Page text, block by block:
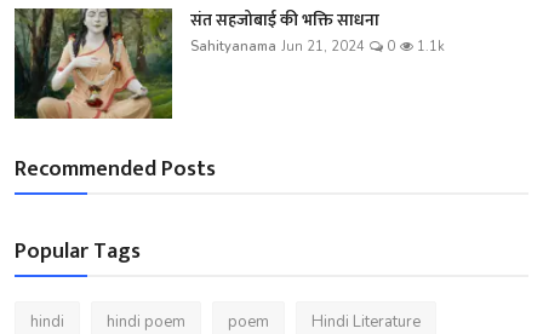
संत सहजोबाई की भक्ति साधना
Sahityanama Jun 21, 2024 0 1.1k
Recommended Posts
Popular Tags
hindi hindi poem poem Hindi Literature